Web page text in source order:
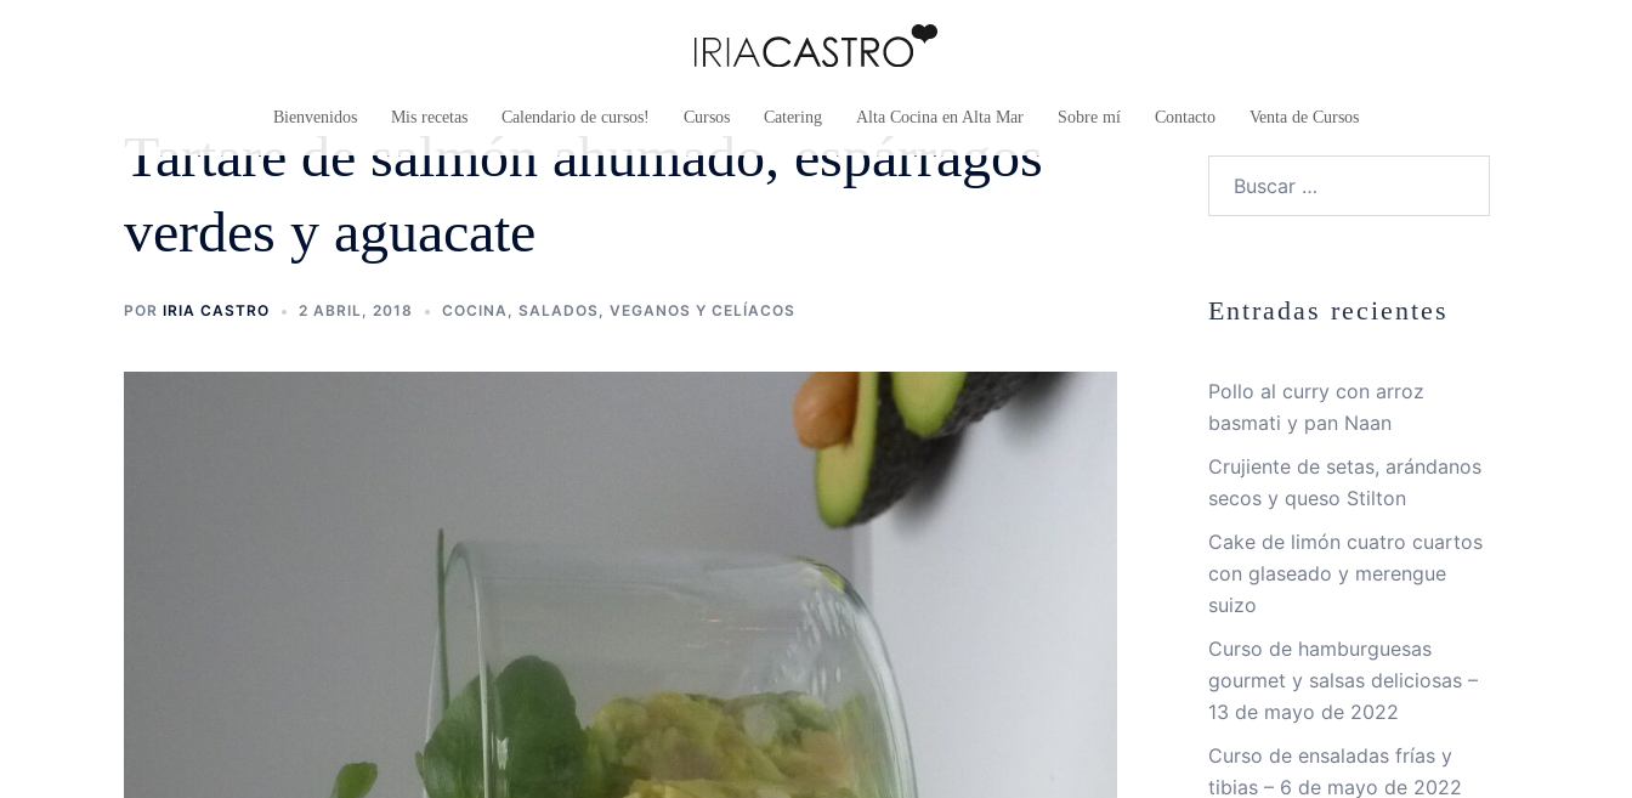
Bienvenidos Mis recetas Calendario de cursos! Cursos Catering Alta Cocina en Alta Mar Sobre mí Contacto Venta de Cursos
Tartare de salmón ahumado, espárragos
verdes y aguacate
POR IRIA CASTRO 2 ABRIL, 2018 COCINA, SALADOS, VEGANOS Y CELÍACOS Entradas recientes
Pollo al curry con arroz
basmati y pan Naan
Crujiente de setas, arándanos
secos y queso Stilton
Cake de limón cuatro cuartos
con glaseado y merengue
suizo
Curso de hamburguesas
gourmet y salsas deliciosas –
13 de mayo de 2022
Curso de ensaladas frías y
tibias – 6 de mayo de 2022